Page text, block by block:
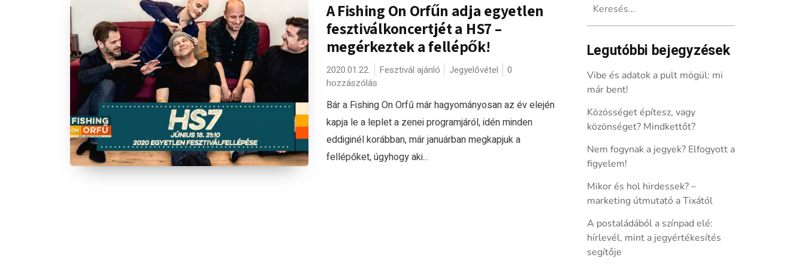
A Fishing On Orfűn adja egyetlen
fesztiválkoncertjét a HS7 –
megérkeztek a fellépők!
2020.01.22. Fesztivál ajánló Jegyelővétel
0
hozzászólás
Bár a Fishing On Orfű már hagyományosan az év elején
kapja le a leplet a zenei programjáról, idén minden
eddiginél korábban, már januárban megkapjuk a
fellépőket, úgyhogy aki...
Legutóbbi bejegyzések
Vibe és adatok a pult mögül: mi
már bent!
Közösséget építesz, vagy
közönséget? Mindkettőt?
Nem fogynak a jegyek? Elfogyott a
figyelem!
Mikor és hol hirdessek? –
marketing útmutató a Tixától
A postaládából a színpad elé:
hírlevél, mint a jegyértékesítés
segítője